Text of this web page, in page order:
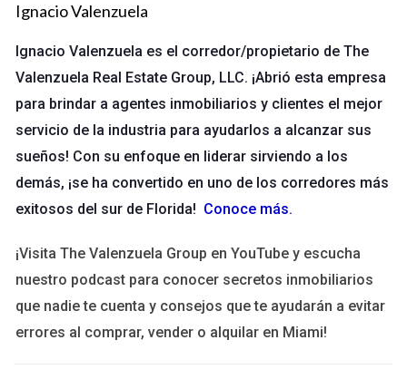
competencia y la posibilidad de construir relaciones más
sólidas con los clientes. Al especializarte, se vuelve posible
Pasos para especializarse en un nicho
de mercado
Investigación de mercado
realizar una investigación exhaustiva. Esto implica analizar las
tendencias del sector, identificar las necesidades
insatisfechas y estudiar a la competencia. Puedes utilizar
herramientas como encuestas, entrevistas y análisis de
Ignacio Valenzuela
Ignacio Valenzuela es el corredor/propietario de The
Valenzuela Real Estate Group, LLC. ¡Abrió esta empresa
para brindar a agentes inmobiliarios y clientes el mejor
servicio de la industria para ayudarlos a alcanzar sus
sueños! Con su enfoque en liderar sirviendo a los
demás, ¡se ha convertido en uno de los corredores más
exitosos del sur de Florida! Conoce más.
¡Visita The Valenzuela Group en YouTube y escucha
nuestro podcast para conocer secretos inmobiliarios
que nadie te cuenta y consejos que te ayudarán a evitar
errores al comprar, vender o alquilar en Miami!